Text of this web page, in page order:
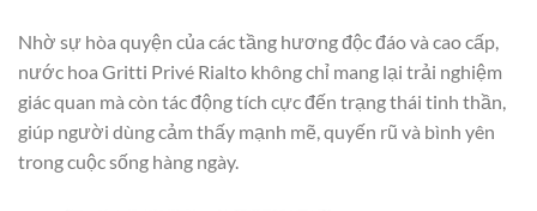
Nhờ sự hòa quyện của các tầng hương độc đáo và cao cấp,
nước hoa Gritti Privé Rialto không chỉ mang lại trải nghiệm
giác quan mà còn tác động tích cực đến trạng thái tinh thần,
giúp người dùng cảm thấy mạnh mẽ, quyến rũ và bình yên
trong cuộc sống hàng ngày.